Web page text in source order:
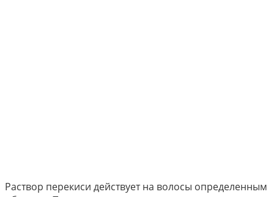
Раствор перекиси действует на волосы определенным